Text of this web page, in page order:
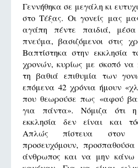
Γεννήθηκα σε μεγάλη κι
στο Τέξας. Οι γονείς μας
αγάπη πέντε παιδιά, μέσα
πνεύμα, βασιζόμενοι στις
Βαπτίστηκα στην εκκλησία
χρονών, κυρίως με σκοπό να
τη βαθιά επιθυμία των
επόμενα 42 χρόνια ήμουν
που θεωρούσε πως «αφού
για πάντα». Νόμιζα ότι
εκκλησία δεν είναι και
Απλώς πίστευα στον
προσευχόμουν,
άνθρωπος και να μην κάνω